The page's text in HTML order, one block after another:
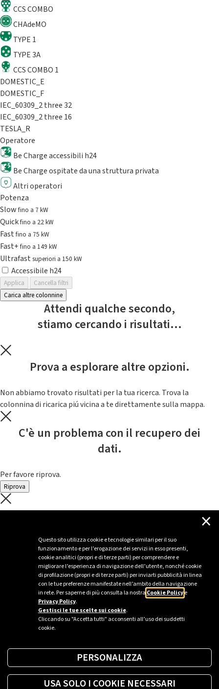
Questo sito utilizza cookie e tecnologie similari per il suo
funzionamento e per l’erogazione dei servizi in esso presenti,
cookie analitici (propri e di terze parti) per comprendere e
migliorare l’esperienza di navigazione dell’utente, nonché cookie
di profilazione (propri e di terze parti) per inviarti pubblicità in linea
con le tue preferenze manifestate nell’ambito della navigazione
in rete. Per saperne di più consulta la nostra Cookie Policye
Privacy Policy.
Gestisci le tue scelte sui cookie.
Cliccando su "Accetta tutti" acconsenti all’uso dei suddetti
cookie.
×
PERSONALIZZA
USA SOLO I COOKIE NECESSARI
CCS COMBO
CHAdeMO
TYPE 1
TYPE 3A
CCS COMBO 1
DOMESTIC_E
DOMESTIC_F
IEC_60309_2 three 32
IEC_60309_2 three 16
TESLA_R
Operatore
Be Charge accessibili h24
Be Charge ospitate da una struttura privata
Altri operatori
Potenza
Slowfino a 7 kW
Quickfino a 22 kW
Fastfino a 75 kW
Fast+fino a 149 kW
Ultrafast superiori a 150 kW
Accessibile h24
Applica
Cancella filtri
Carica altre colonnine
Attendi qualche secondo,
stiamo cercando i risultati...
Prova a esplorare altre opzioni.
Non abbiamo trovato risultati per la tua ricerca. Trova la
colonnina di ricarica piú vicina a te direttamente sulla mappa.
C'è un problema con il recupero dei
dati.
Per favore riprova.
Riprova
C'è un problema con il recupero dei
Per favore riprova piú tardi
Sei un’azienda o una PA?
Trova la soluzione più giusta per te.
Richiedi una colonnina